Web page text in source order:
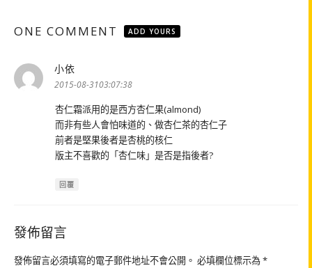
ONE COMMENT ADD YOURS
小依
示:
2015-08-3103:07:38
杏仁霜派用的是西方杏仁果(almond)
而非有些人會怕味道的、做杏仁茶的杏仁子
前者是堅果後者是杏桃的核仁
版主不喜歡的「杏仁味」是否是指後者?
回覆
發佈留言
發佈留言必須填寫的電子郵件地址不會公開。 必填欄位標示為*